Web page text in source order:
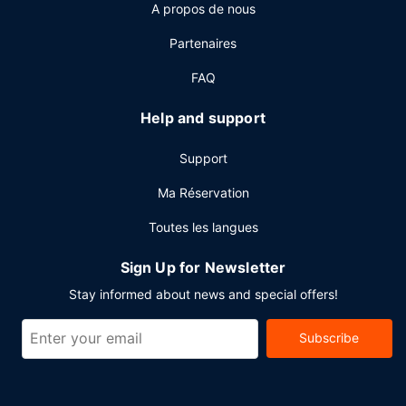
la journée, vous trouverez aussi un café sur place. Pour
bien finir la journée, vous trouverez sur place un bar /
06 h 30 à 11 h 00 moyennant un supplément.
Les équipements et services proposés incluent un centre
départ express. Si vous devez organiser une réunion à
Kansas City, faites confiance à cet hôtel qui dispose
comprenant un centre de conférence et 47 des salles de
disponible dans l'enceinte de l'hébergement.
A propos de nous
Partenaires
FAQ
Help and support
Support
Ma Réservation
Toutes les langues
Sign Up for Newsletter
Stay informed about news and special offers!
Subscribe